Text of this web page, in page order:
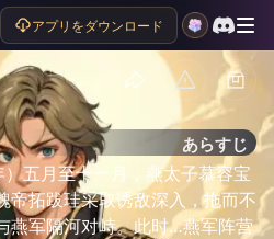
アプリをダウンロード
あらすじ
五月至十一月，燕太子慕容宝
帝拓跋珪采取诱敌深入，拖而不
燕军隔河对峙。此时…燕军阵营